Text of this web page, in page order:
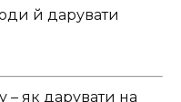
й дарувати
– як дарувати на